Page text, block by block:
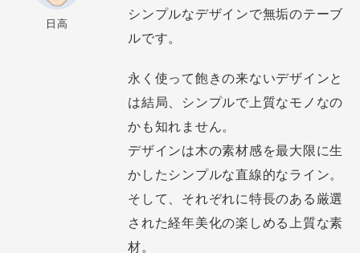
日高
シンプルなデザインで無垢のテーブ
ルです。
永く使って飽きの来ないデザインと
は結局、シンプルで上質なモノなの
かも知れません。
デザインは木の素材感を最大限に生
かしたシンプルな直線的なライン。
そして、それぞれに特長のある厳選
された経年美化の楽しめる上質な素
材。